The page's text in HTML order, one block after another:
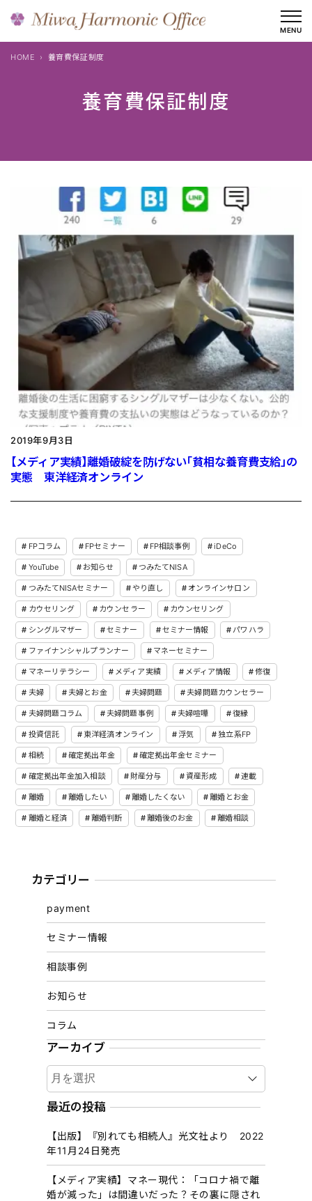
を
MENU
養育費保証制度
HOME 養育費保証制度
2019年9月3日
【メディア実績】離婚破綻を防げない「貧相な養育費支給」の
実態 東洋経済オンライン
FPコラム FPセミナー FP相談事例 iDeCo
YouTube お知らせ つみたてNISA
つみたてNISAセミナー やり直し オンラインサロン
カウセリング カウンセラー カウンセリング
シングルマザー セミナー セミナー情報 パワハラ
ファイナンシャルプランナー マネーセミナー
マネーリテラシー メディア実績 メディア情報 修復
夫婦 夫婦とお金 夫婦問題 夫婦問題カウンセラー
夫婦問題コラム 夫婦問題事例 夫婦喧嘩 復縁
投資信託 東洋経済オンライン 浮気 独立系FP
相続 確定拠出年金 確定拠出年金セミナー
確定拠出年金加入相談 財産分与 資産形成 連載
離婚 離婚したい 離婚したくない 離婚とお金
離婚と経済 離婚判断 離婚後のお金 離婚相談
カテゴリー
payment
セミナー情報
相談事例
お知らせ
コラム
アーカイブ
ア
ー
カ
ブ
最近の投稿
【出版】『別れても相続人』光文社より 2022
年11月24日発売
【メディア実績】マネー現代：「コロナ禍で離
婚が減った」は間違いだった？その裏に隠され